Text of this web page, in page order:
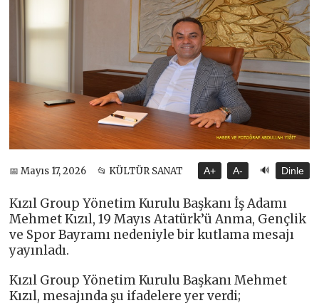
📅 Mayıs 17, 2026 📂 KÜLTÜR SANAT A+ A- 🔊 Dinle
Kızıl Group Yönetim Kurulu Başkanı İş Adamı
Mehmet Kızıl, 19 Mayıs Atatürk’ü Anma, Gençlik
ve Spor Bayramı nedeniyle bir kutlama mesajı
yayınladı.
Kızıl Group Yönetim Kurulu Başkanı Mehmet
Kızıl, mesajında şu ifadelere yer verdi;